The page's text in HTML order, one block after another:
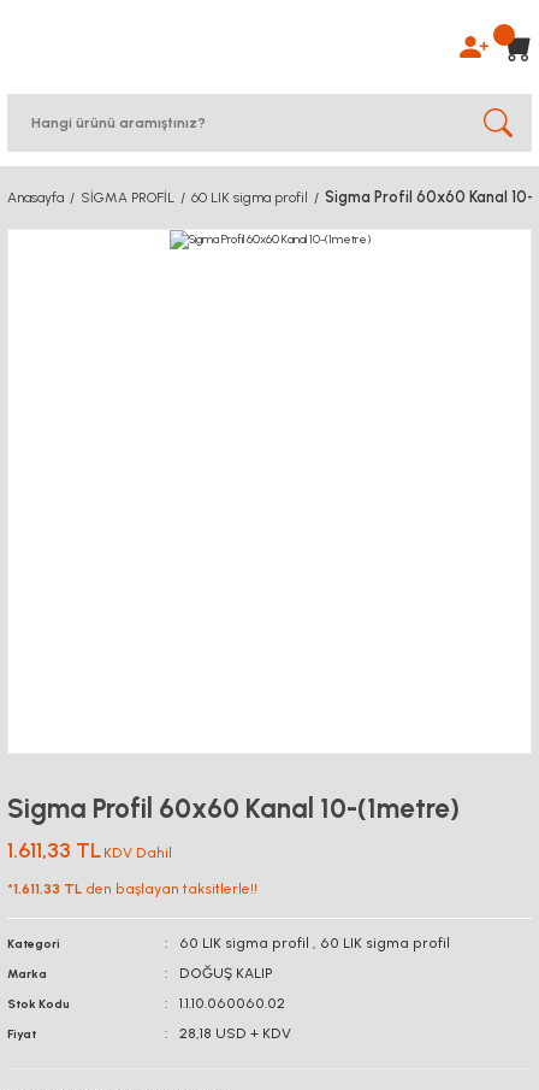
Anasayfa SİGMA PROFİL 60 LIK sigma profil Sigma Profil 60x60 Kanal 10-
Sigma Profil 60x60 Kanal 10-(1metre)
1.611,33 TL KDV Dahil
*1.611,33 TL den başlayan taksitlerle!!
Kategori 60 LIK sigma profil , 60 LIK sigma profil
Marka DOĞUŞ KALIP
Stok Kodu 1.1.10.060060.02
Fiyat 28,18 USD + KDV